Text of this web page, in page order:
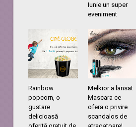
Iunie un super
eveniment
Rainbow
popcorn, o
gustare
delicioasă
Melkior a lansat
Mascara ce
ofera o privire
scandalos de